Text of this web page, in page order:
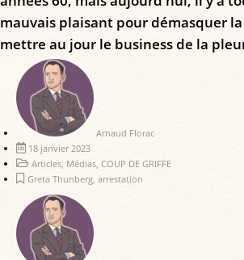
mauvais plaisant pour démasquer la
mettre au jour le business de la
Arnaud Florac
18 janvier 2023
Articles, Médias, COUP DE GRIFFE
Greta Thunberg, arrestation